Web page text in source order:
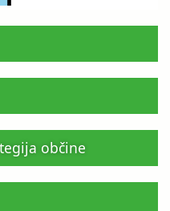
občine